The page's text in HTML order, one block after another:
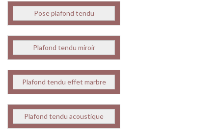
Pose plafond tendu
Plafond tendu miroir
Plafond tendu effet marbre
Plafond tendu acoustique